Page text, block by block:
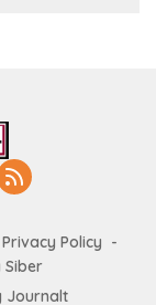
Privacy Policy
Siber
Journalt